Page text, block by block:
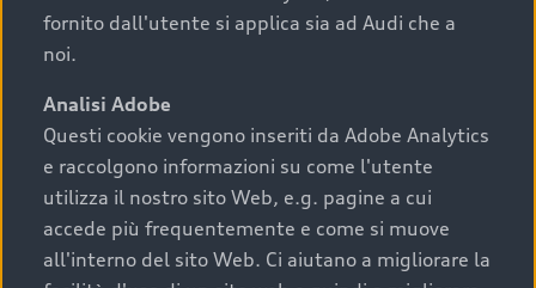
I requisiti fondamentali da considerare prima di
acquistare un’auto usata, oltre al prezzo e all'aspetto,
chilometraggio: un valore contenuto corrisponde a
uno stato migliore del veicolo e a una maggiore
durata nel tempo;
cronologia dei tagliandi: una documentazione
completa della vettura certifica una manutenzione
fornito dall'utente si applica sia ad Audi che a
noi.
Analisi Adobe
Questi cookie vengono inseriti da Adobe Analytics
e raccolgono informazioni su come l'utente
utilizza il nostro sito Web, e.g. pagine a cui
accede più frequentemente e come si muove
all'interno del sito Web. Ci aiutano a migliorare la